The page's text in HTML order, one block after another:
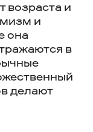
возраста и
и
она
в
делают